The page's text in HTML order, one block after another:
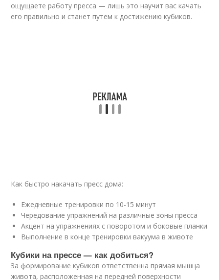
ощущаете работу пресса — лишь это научит вас качать
его правильно и станет путем к достижению кубиков.
Как быстро накачать пресс дома:
Ежедневные тренировки по 10-15 минут
Чередование упражнений на различные зоны пресса
Акцент на упражнениях с поворотом и боковые планки
Выполнение в конце тренировки вакуума в животе
Кубики на прессе — как добиться?
За формирование кубиков ответственна прямая мышца
живота, расположенная на передней поверхности